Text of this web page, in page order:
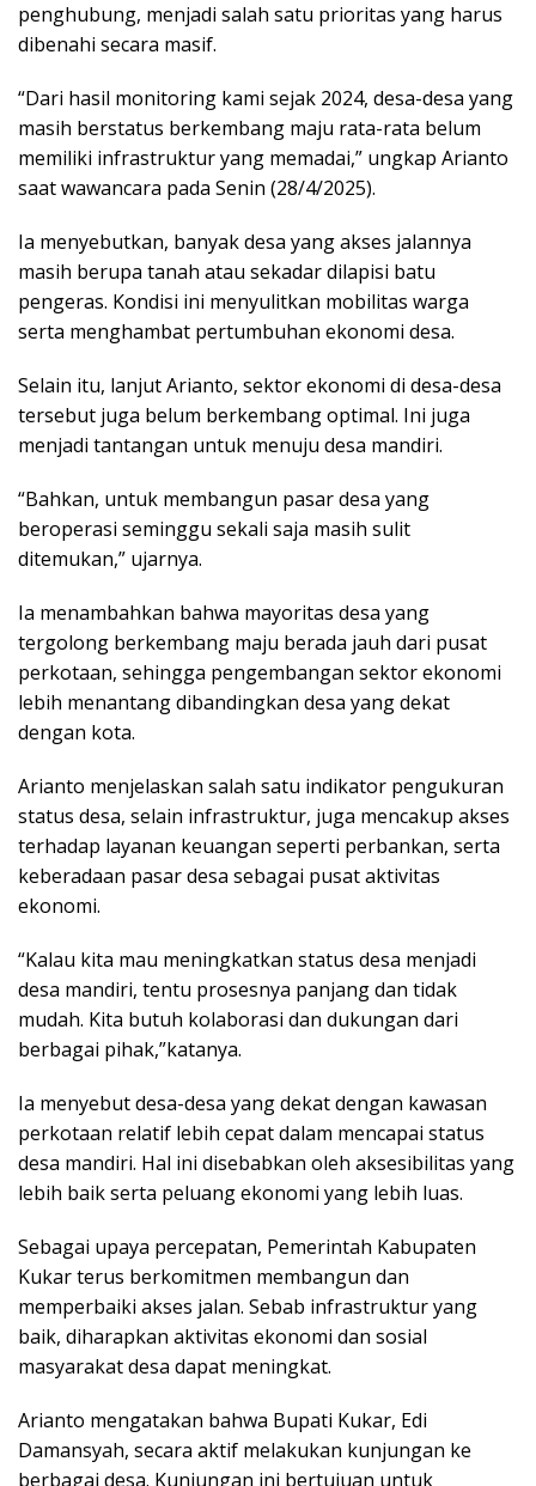
penghubung, menjadi salah satu prioritas yang harus
dibenahi secara masif.
“Dari hasil monitoring kami sejak 2024, desa-desa yang
masih berstatus berkembang maju rata-rata belum
memiliki infrastruktur yang memadai,” ungkap Arianto
saat wawancara pada Senin (28/4/2025).
Ia menyebutkan, banyak desa yang akses jalannya
masih berupa tanah atau sekadar dilapisi batu
pengeras. Kondisi ini menyulitkan mobilitas warga
serta menghambat pertumbuhan ekonomi desa.
Selain itu, lanjut Arianto, sektor ekonomi di desa-desa
tersebut juga belum berkembang optimal. Ini juga
menjadi tantangan untuk menuju desa mandiri.
“Bahkan, untuk membangun pasar desa yang
beroperasi seminggu sekali saja masih sulit
ditemukan,” ujarnya.
Ia menambahkan bahwa mayoritas desa yang
tergolong berkembang maju berada jauh dari pusat
perkotaan, sehingga pengembangan sektor ekonomi
lebih menantang dibandingkan desa yang dekat
dengan kota.
Arianto menjelaskan salah satu indikator pengukuran
status desa, selain infrastruktur, juga mencakup akses
terhadap layanan keuangan seperti perbankan, serta
keberadaan pasar desa sebagai pusat aktivitas
ekonomi.
“Kalau kita mau meningkatkan status desa menjadi
desa mandiri, tentu prosesnya panjang dan tidak
mudah. Kita butuh kolaborasi dan dukungan dari
berbagai pihak,”katanya.
Ia menyebut desa-desa yang dekat dengan kawasan
perkotaan relatif lebih cepat dalam mencapai status
desa mandiri. Hal ini disebabkan oleh aksesibilitas yang
lebih baik serta peluang ekonomi yang lebih luas.
Sebagai upaya percepatan, Pemerintah Kabupaten
Kukar terus berkomitmen membangun dan
memperbaiki akses jalan. Sebab infrastruktur yang
baik, diharapkan aktivitas ekonomi dan sosial
masyarakat desa dapat meningkat.
Arianto mengatakan bahwa Bupati Kukar, Edi
Damansyah, secara aktif melakukan kunjungan ke
berbagai desa. Kunjungan ini bertujuan untuk